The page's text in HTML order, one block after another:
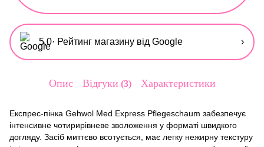
5,0· Рейтинг магазину від Google ›
Опис Відгуки 3 Характеристики
Експрес-пінка Gehwol Med Express Pflegeschaum забезпечує
інтенсивне чотирирівневе зволоження у форматі швидкого
догляду. Засіб миттєво всотується, має легку нежирну текстуру